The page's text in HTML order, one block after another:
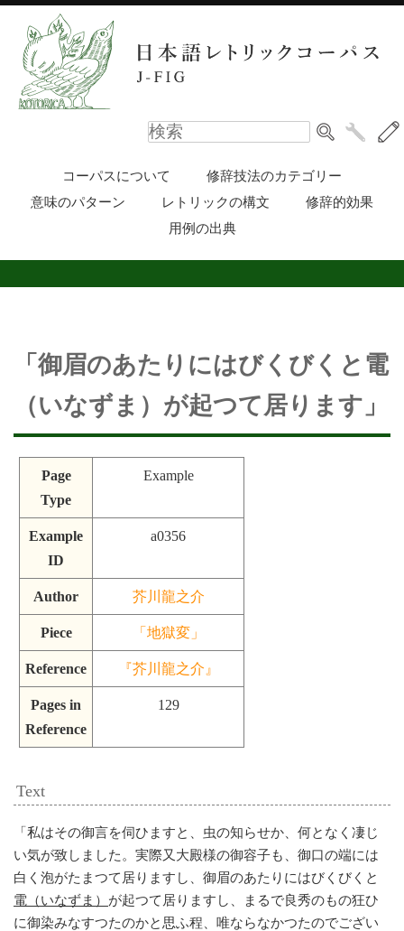
コーパスについて
修辞技法のカテゴリー
意味のパターン
レトリックの構文
修辞的効果
用例の出典
「御眉のあたりにはびくびくと電
（いなずま）が起つて居ります」
Page
Type
Example
Example
ID
a0356
Author 芥川龍之介
Piece 「地獄変」
Reference 『芥川龍之介』
Pages in
Reference
129
Text
「 私はその御言を伺ひますと、虫の知らせか、何となく凄じ
い気が致しました。実際又大殿様の御容子も、御口の端には
白く泡がたまつて居りますし、御眉のあたりにはびくびくと
電（いなずま） が起つて居りますし、まるで良秀のもの狂ひ
に御染みなすつたのかと思ふ程、唯ならなかつたのでござい